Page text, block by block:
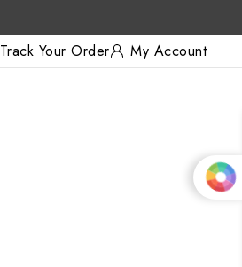
Track Your Order My Account